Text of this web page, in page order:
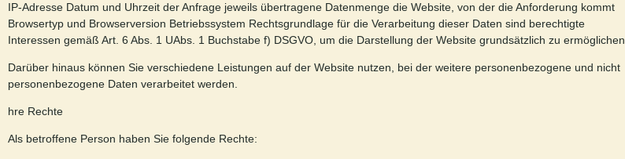
IP-Adresse Datum und Uhrzeit der Anfrage jeweils übertragene Datenmenge die Website, von der die Anforderung kommt
Browsertyp und Browserversion Betriebssystem Rechtsgrundlage für die Verarbeitung dieser Daten sind berechtigte
Interessen gemäß Art. 6 Abs. 1 UAbs. 1 Buchstabe f) DSGVO, um die Darstellung der Website grundsätzlich zu ermöglichen.
Darüber hinaus können Sie verschiedene Leistungen auf der Website nutzen, bei der weitere personenbezogene und nicht
personenbezogene Daten verarbeitet werden.
hre Rechte
Als betroffene Person haben Sie folgende Rechte: